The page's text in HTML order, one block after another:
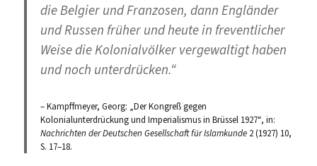
die Belgier und Franzosen, dann Engländer
und Russen früher und heute in freventlicher
Weise die Kolonialvölker vergewaltigt haben
und noch unterdrücken.“
– Kampffmeyer, Georg: „Der Kongreß gegen
Kolonialunterdrückung und Imperialismus in Brüssel 1927“, in:
Nachrichten der Deutschen Gesellschaft für Islamkunde 2 (1927) 10,
S. 17–18.